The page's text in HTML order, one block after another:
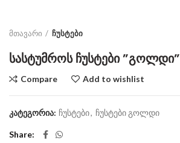
მთავარი ჩუსტები
სასტუმროს ჩუსტები ”გოლდი”
Compare Add to wishlist
კატეგორია: ჩუსტები, ჩუსტები გოლდი
Share